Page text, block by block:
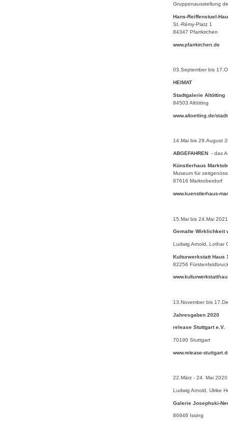
Gruppenausstellung
Hans-Reiffenstuel-
St.-Rémy-Platz 1
84347 Pfarrkirchen
www.pfarrkirchen.de
03.September bis
HEIMAT
Stadtgalerie Altötting
84503 Altötting
www.altoetting.de/
14.Mai bis 29.August
ABGEFAHREN - das
Künstlerhaus
Museum für
87616 Marktoberdorf
www.kuenstlerhaus-
15.Mai bis 24.Mai 2021
Gemalte Wirklichkeit
Ludwig Arnold, Lothar
Kulturwerkstatt Haus
82256
13.November bis
Jahresgaben 2020
release Stuttgart e.V.
70190 Stuttgart
www.release-
22.März - 24. Mai 2020
Ludwig Arnold, Ulrike
Galerie Josephski-
86946 Issing